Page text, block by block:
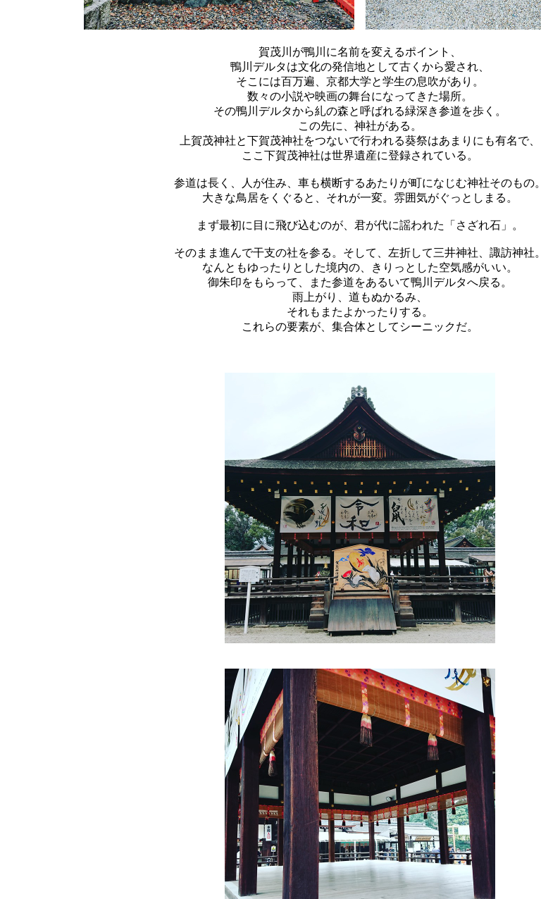
賀茂川が鴨川に名前を変えるポイント、
鴨川デルタは文化の発信地として古くから愛され、
そこには百万遍、京都大学と学生の息吹があり。
数々の小説や映画の舞台になってきた場所。
その鴨川デルタから糺の森と呼ばれる緑深き参道を歩く。
この先に、神社がある。
上賀茂神社と下賀茂神社をつないで行われる葵祭はあまりにも有名で、
ここ下賀茂神社は世界遺産に登録されている。
参道は長く、人が住み、車も横断するあたりが町になじむ神社そのもの。
大きな鳥居をくぐると、それが一変。雰囲気がぐっとしまる。
まず最初に目に飛び込むのが、君が代に謡われた「さざれ石」。
そのまま進んで干支の社を参る。そして、左折して三井神社、諏訪神社。
なんともゆったりとした境内の、きりっとした空気感がいい。
御朱印をもらって、また参道をあるいて鴨川デルタへ戻る。
雨上がり、道もぬかるみ、
それもまたよかったりする。
これらの要素が、集合体としてシーニックだ。